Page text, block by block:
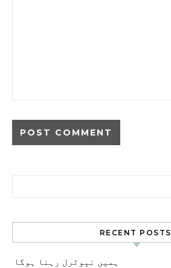
RECENT POSTS
ہمیں نیوٹرل رہنا ہوگا